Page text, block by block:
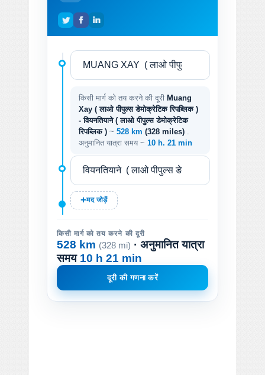
किसी मार्ग को तय करने की दूरी Muang
Xay ( लाओ पीपुल्स डेमोक्रेटिक रिपब्लिक )
- वियनतियाने ( लाओ पीपुल्स डेमोक्रेटिक
रिपब्लिक ) ~ 528 km (328 miles)
अनुमानित यात्रा समय ~ 10 h. 21 min
मद जोड़ें
किसी मार्ग को तय करने की दूरी
528 km (328 mi) · अनुमानित यात्रा
समय 10 h 21 min
दूरी की गणना करें